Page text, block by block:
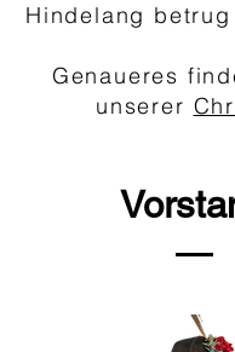
Hindelang betrug
Genaueres
unserer